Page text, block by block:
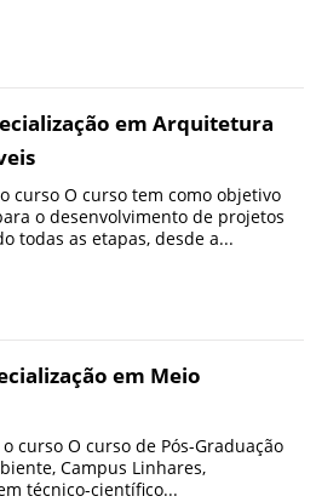
em Arquitetura
curso O curso tem como objetivo
o desenvolvimento de projetos
todas as etapas, desde a...
em Meio
curso O curso de Pós-Graduação
Campus Linhares,
técnico-científico...